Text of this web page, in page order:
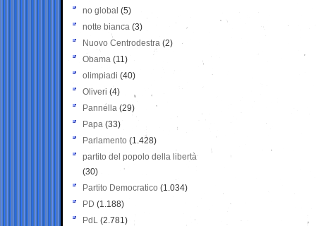
no global (5)
notte bianca (3)
Nuovo Centrodestra (2)
Obama (11)
olimpiadi (40)
Oliveri (4)
Pannella (29)
Papa (33)
Parlamento (1.428)
partito del popolo della libertà
(30)
Partito Democratico (1.034)
PD (1.188)
PdL (2.781)